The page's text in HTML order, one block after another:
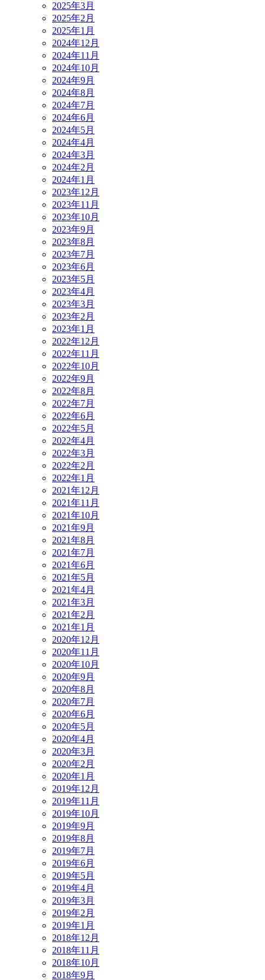
2025年3月
2025年2月
2025年1月
2024年12月
2024年11月
2024年10月
2024年9月
2024年8月
2024年7月
2024年6月
2024年5月
2024年4月
2024年3月
2024年2月
2024年1月
2023年12月
2023年11月
2023年10月
2023年9月
2023年8月
2023年7月
2023年6月
2023年5月
2023年4月
2023年3月
2023年2月
2023年1月
2022年12月
2022年11月
2022年10月
2022年9月
2022年8月
2022年7月
2022年6月
2022年5月
2022年4月
2022年3月
2022年2月
2022年1月
2021年12月
2021年11月
2021年10月
2021年9月
2021年8月
2021年7月
2021年6月
2021年5月
2021年4月
2021年3月
2021年2月
2021年1月
2020年12月
2020年11月
2020年10月
2020年9月
2020年8月
2020年7月
2020年6月
2020年5月
2020年4月
2020年3月
2020年2月
2020年1月
2019年12月
2019年11月
2019年10月
2019年9月
2019年8月
2019年7月
2019年6月
2019年5月
2019年4月
2019年3月
2019年2月
2019年1月
2018年12月
2018年11月
2018年10月
2018年9月